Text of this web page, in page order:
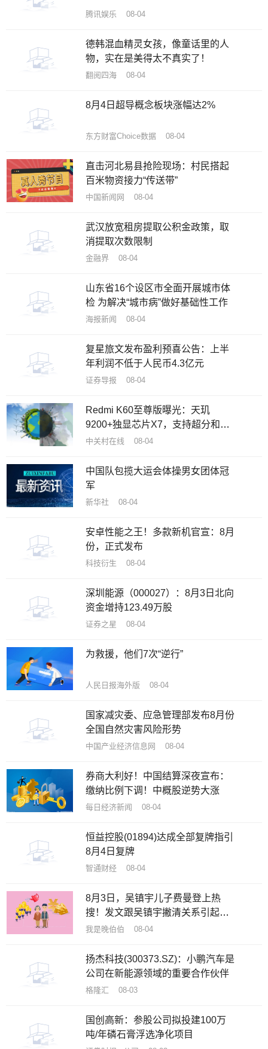
腾讯娱乐 08-04
德韩混血精灵女孩，像童话里的人
物，实在是美得太不真实了！
翻阅四海 08-04
8月4日超导概念板块涨幅达2%
东方财富Choice数据 08-04
直击河北易县抢险现场：村民搭起
百米物资接力“传送带”
中国新闻网 08-04
武汉放宽租房提取公积金政策，取
消提取次数限制
金融界 08-04
山东省16个设区市全面开展城市体
检 为解决“城市病”做好基础性工作
海报新闻 08-04
复星旅文发布盈利预喜公告：上半
年利润不低于人民币4.3亿元
证券导报 08-04
Redmi K60至尊版曝光：天玑
9200+独显芯片X7，支持超分和超
帧满血并发
中关村在线 08-04
中国队包揽大运会体操男女团体冠
军
新华社 08-04
安卓性能之王！多款新机官宣：8月
份，正式发布
科技衍生 08-04
深圳能源（000027）：8月3日北向
资金增持123.49万股
证券之星 08-04
为救援，他们7次“逆行”
人民日报海外版 08-04
国家减灾委、应急管理部发布8月份
全国自然灾害风险形势
中国产业经济信息网 08-04
券商大利好！中国结算深夜宣布：
缴纳比例下调！中概股逆势大涨
每日经济新闻 08-04
恒益控股(01894)达成全部复牌指引
8月4日复牌
智通财经 08-04
8月3日，吴镇宇儿子费曼登上热
搜！发文跟吴镇宇撇清关系引起热
议
我是晚伯伯 08-04
扬杰科技(300373.SZ)：小鹏汽车是
公司在新能源领域的重要合作伙伴
格隆汇 08-03
国创高新：参股公司拟投建100万
吨/年磷石膏浮选净化项目